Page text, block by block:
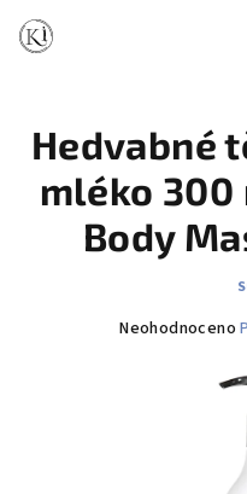
obsah
Hedvabné
mléko 300
Body
Průměrné
Neohodnoceno